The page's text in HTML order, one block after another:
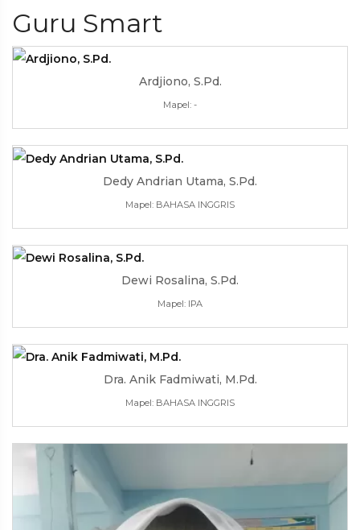
Guru Smart
Ardjiono, S.Pd.
Mapel: -
Dedy Andrian Utama, S.Pd.
Mapel: BAHASA INGGRIS
Dewi Rosalina, S.Pd.
Mapel: IPA
Dra. Anik Fadmiwati, M.Pd.
Mapel: BAHASA INGGRIS